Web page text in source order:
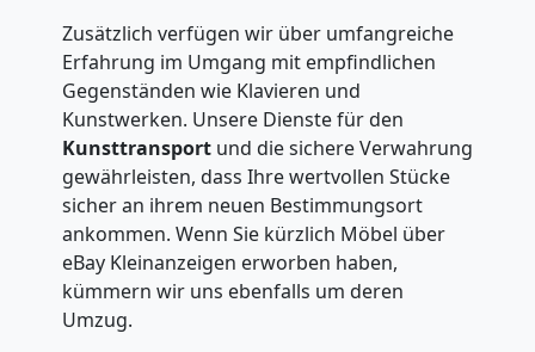
Zusätzlich verfügen wir über umfangreiche
Erfahrung im Umgang mit empfindlichen
Gegenständen wie Klavieren und
Kunstwerken. Unsere Dienste für den
Kunsttransport und die sichere Verwahrung
gewährleisten, dass Ihre wertvollen Stücke
sicher an ihrem neuen Bestimmungsort
ankommen. Wenn Sie kürzlich Möbel über
eBay Kleinanzeigen erworben haben,
kümmern wir uns ebenfalls um deren
Umzug.